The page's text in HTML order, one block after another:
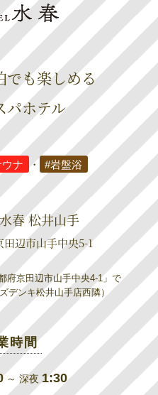
でも楽しめる
パホテル
ナ ・ #岩盤浴
春 松井山手
田辺市山手中央5-1
府京田辺市山手中央4-1」で
デンキ松井山手店西隣）
時間
～ 深夜 1:30